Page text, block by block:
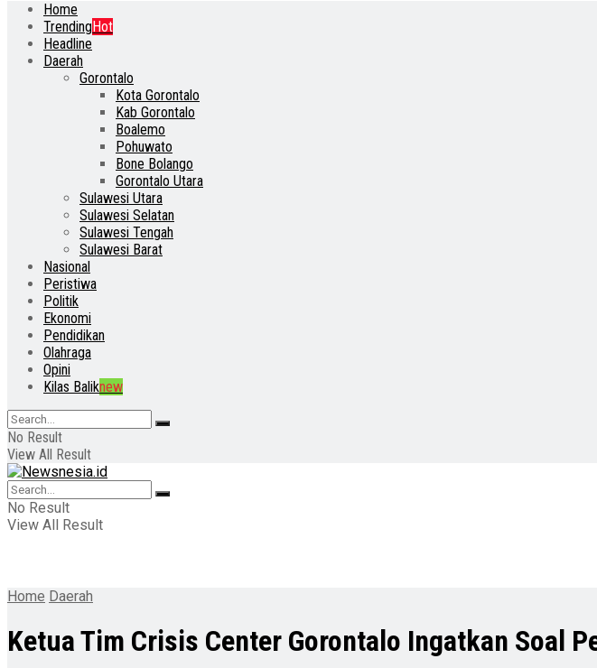
Home
TrendingHot
Headline
Daerah
Gorontalo
Kota Gorontalo
Kab Gorontalo
Boalemo
Pohuwato
Bone Bolango
Gorontalo Utara
Sulawesi Utara
Sulawesi Selatan
Sulawesi Tengah
Sulawesi Barat
Nasional
Peristiwa
Politik
Ekonomi
Pendidikan
Olahraga
Opini
Kilas Baliknew
No Result
View All Result
No Result
View All Result
Home Daerah
Ketua Tim Crisis Center Gorontalo Ingatkan Soal